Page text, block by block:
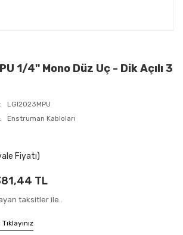
1/4'' Mono Düz Uç - Dik Açılı 3
LGI2023MPU
Enstruman Kabloları
Fiyatı)
TL
taksitler ile..